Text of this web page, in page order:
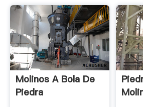
Molinos A Bola De
Piedra